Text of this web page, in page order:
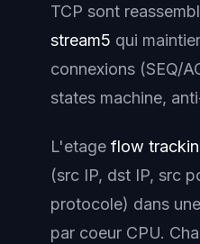
TCP sont
stream5 qui
connexions (SEQ/
states machine,
L'etage flow
(src IP, dst IP, src
protocole) dans
par coeur CPU.